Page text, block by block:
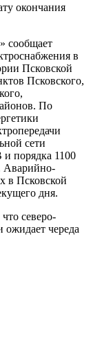
окончания
сообщает
в
Псковской
Псковского,
По
сети
порядка 1100
Аварийно-
в Псковской
дня.
северо-
череда